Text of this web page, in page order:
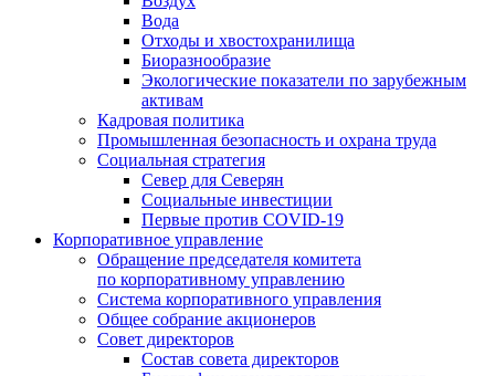
Вода
Отходы и хвостохранилища
Биоразнообразие
Экологические показатели по зарубежным
активам
Кадровая политика
Промышленная безопасность и охрана труда
Социальная стратегия
Север для Северян
Социальные инвестиции
Первые против COVID‑19
Корпоративное управление
Обращение председателя комитета
по корпоративному управлению
Система корпоративного управления
Общее собрание акционеров
Совет директоров
Состав совета директоров